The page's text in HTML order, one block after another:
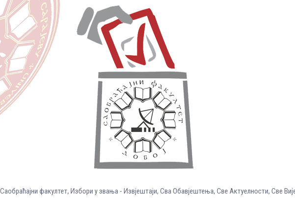
факултет, Избори у звања - Извјештаји, Сва Обавјештења, Све Aктуелности, Све